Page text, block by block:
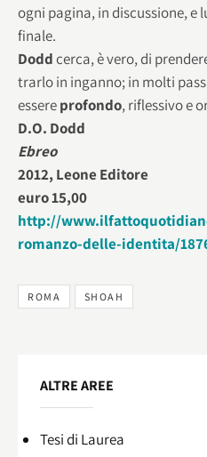
ogni pagina, in discussione, e
finale.
Doddcerca, è vero, di
trarlo in inganno; in molti
essereprofondo, riflessivo e
D.O. Dodd
Ebreo
2012, Leone Editore
euro 15,00
http://
romanzo-delle-identita/
ROMA SHOAH
ALTRE AREE
Tesi di Laurea